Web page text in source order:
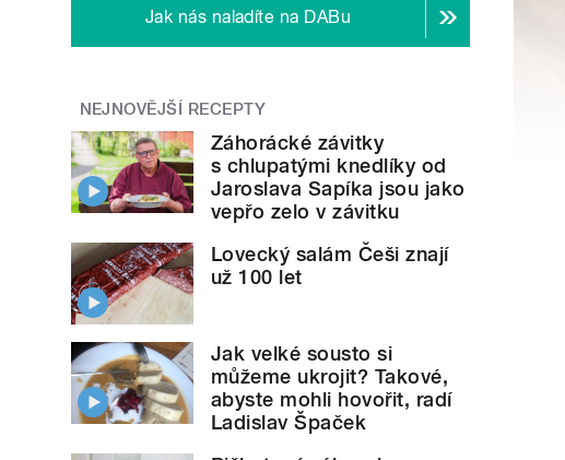
Jak nás naladíte na DABu
NEJNOVĚJŠÍ RECEPTY
Záhorácké závitky
s chlupatými knedlíky od
Jaroslava Sapíka jsou jako
vepřo zelo v závitku
Lovecký salám Češi znají
už 100 let
Jak velké sousto si
můžeme ukrojit? Takové,
abyste mohli hovořit, radí
Ladislav Špaček